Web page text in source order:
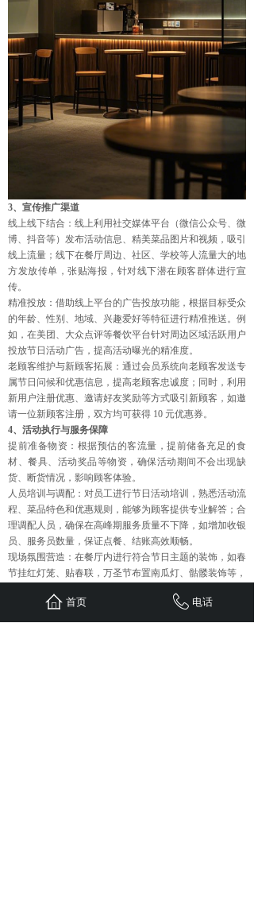
3、宣传推广渠道
线上线下结合：线上利用社交媒体平台（微信公众号、微
博、抖音等）发布活动信息、精美菜品图片和视频，吸引
线上流量；线下在餐厅周边、社区、学校等人流量大的地
方发放传单，张贴海报，针对线下潜在顾客群体进行宣
传。
精准投放：借助线上平台的广告投放功能，根据目标受众
的年龄、性别、地域、兴趣爱好等特征进行精准推送。例
如，在美团、大众点评等餐饮平台针对周边区域活跃用户
投放节日活动广告，提高活动曝光的精准度。
老顾客维护与新顾客拓展：通过会员系统向老顾客发送专
属节日问候和优惠信息，提高老顾客忠诚度；同时，利用
新用户注册优惠、邀请好友奖励等方式吸引新顾客，如邀
请一位新顾客注册，双方均可获得 10 元优惠券。
4、活动执行与服务保障
提前准备物资：根据预估的客流量，提前储备充足的食
材、餐具、活动奖品等物资，确保活动期间不会出现缺
货、断货情况，影响顾客体验。
人员培训与调配：对员工进行节日活动培训，熟悉活动流
程、菜品特色和优惠规则，能够为顾客提供专业解答；合
理调配人员，确保在高峰期服务质量不下降，如增加收银
员、服务员数量，保证点餐、结账高效顺畅。
现场氛围营造：在餐厅内进行符合节日主题的装饰，如春
节挂红灯笼、贴春联，万圣节布置南瓜灯、骷髅装饰等，
中，增强消费体验。
5、活动效果评估与后续跟进
首页 电话